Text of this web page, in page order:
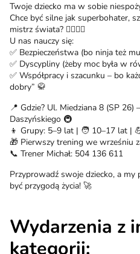
Twoje dziecko ma w sobie
Chce być silne jak superbohater,
mistrz świata? 🦸‍♂️🦸‍♀️
U nas nauczy się:
✅ Bezpieczeństwa (bo ninja też
✅ Dyscypliny (żeby moc była w
✅ Współpracy i szacunku – bo
dobry” 🥋
📍 Gdzie? Ul. Miedziana 8 (SP
Daszyńskiego 🚇
👦 Grupy: 5–9 lat | 🧑 10–17 lat |
🎁 Pierwszy trening we wrześniu
📞 Trener Michał: 504 136 611
Przyprowadź swoje dziecko, a my
być przygodą życia! 🚀
Wydarzenia z
kategorii: